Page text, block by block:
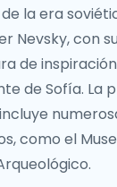
con paisajes
El horizonte
y
la belleza
la era
Nevsky, con
de
de Sofía. La
como el